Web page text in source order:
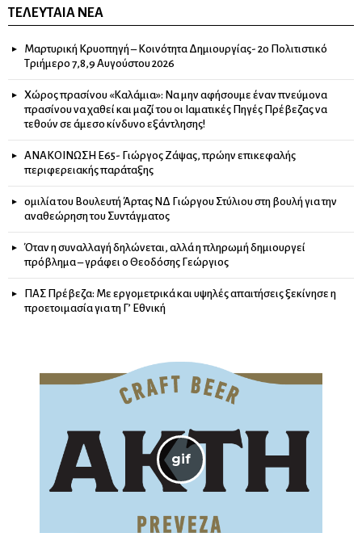
ΤΕΛΕΥΤΑΊΑ ΝΈΑ
Μαρτυρική Κρυοπηγή – Κοινότητα Δημιουργίας- 2ο Πολιτιστικό
Τριήμερο 7,8,9 Αυγούστου 2026
Χώρος πρασίνου «Καλάμια»: Να μην αφήσουμε έναν πνεύμονα
πρασίνου να χαθεί και μαζί του οι Ιαματικές Πηγές Πρέβεζας να
τεθούν σε άμεσο κίνδυνο εξάντλησης!
ΑΝΑΚΟΙΝΩΣΗ Ε65- Γιώργος Ζάψας, πρώην επικεφαλής
περιφερειακής παράταξης
ομιλία του Βουλευτή Άρτας ΝΔ Γιώργου Στύλιου στη βουλή για την
αναθεώρηση του Συντάγματος
Όταν η συναλλαγή δηλώνεται, αλλά η πληρωμή δημιουργεί
πρόβλημα – γράφει ο Θεοδόσης Γεώργιος
ΠΑΣ Πρέβεζα: Με εργομετρικά και υψηλές απαιτήσεις ξεκίνησε η
προετοιμασία για τη Γ’ Εθνική